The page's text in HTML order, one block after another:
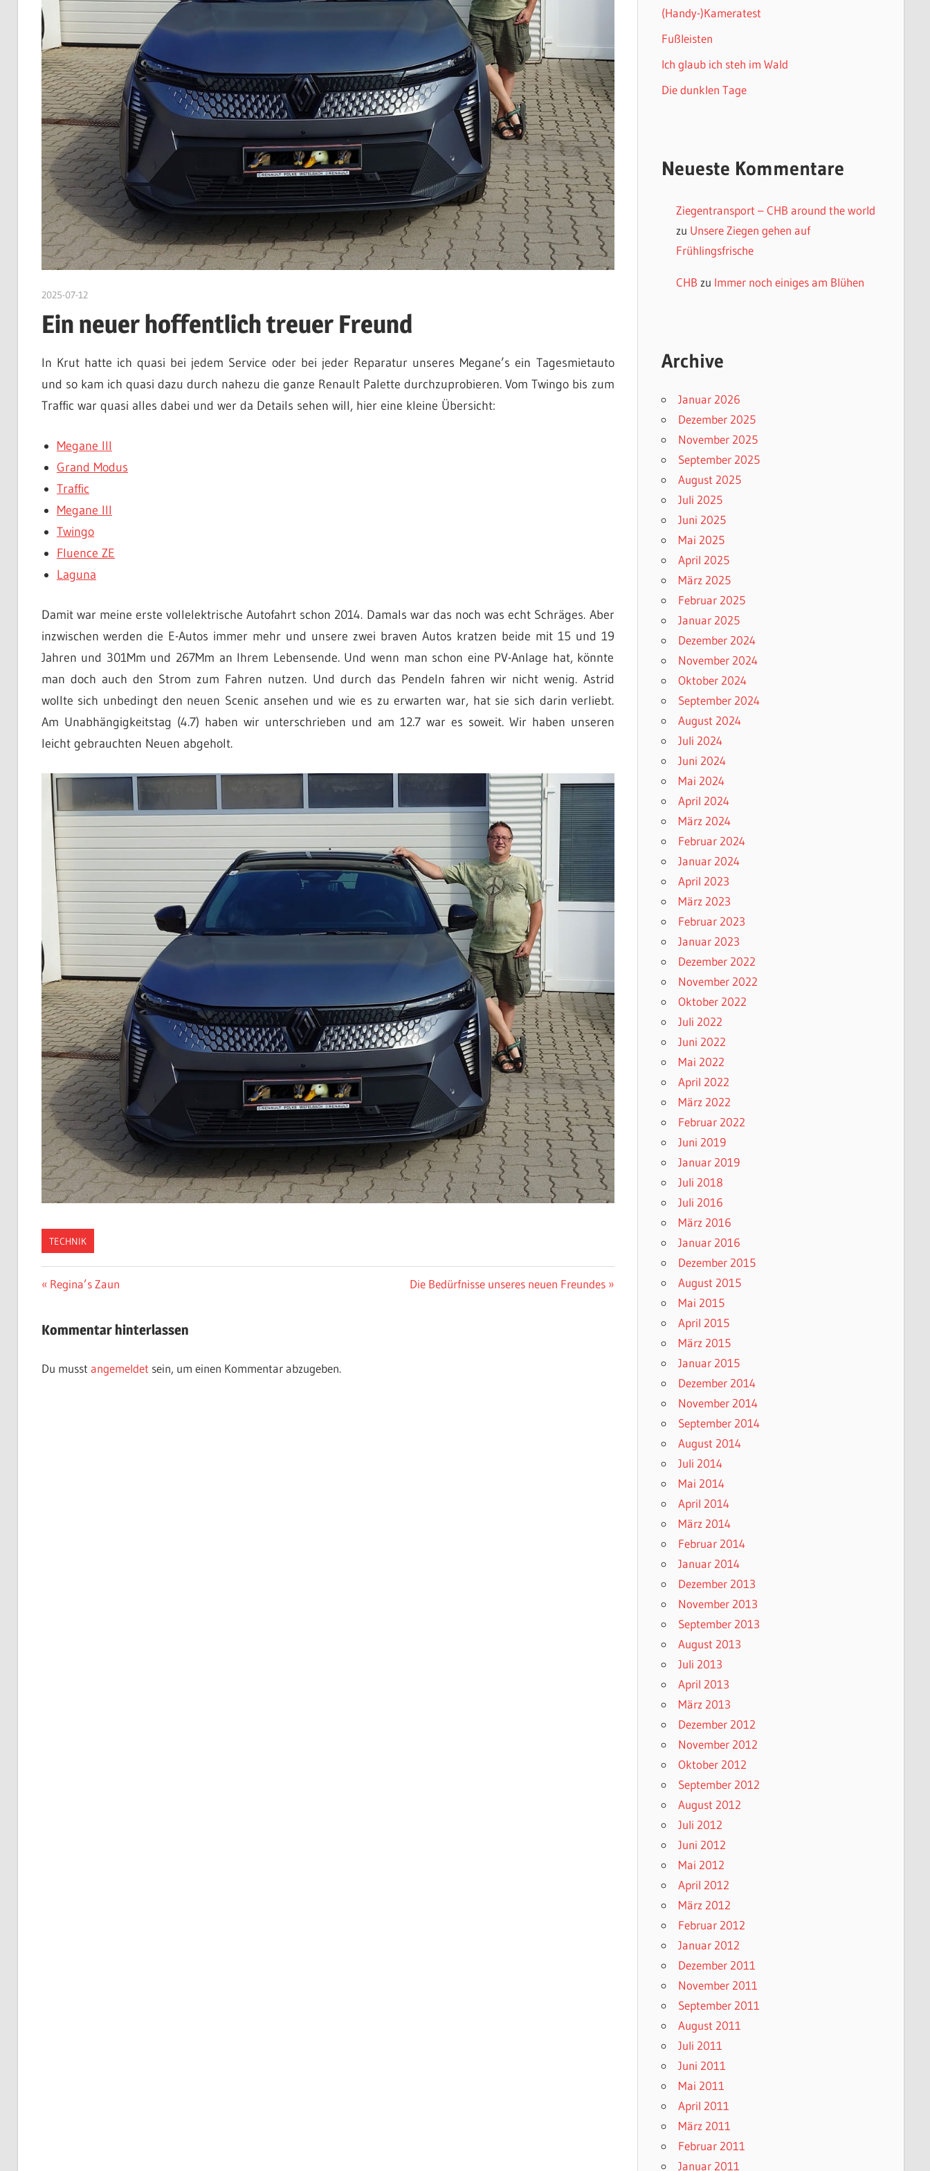
2025-07-12admin
Ein neuer hoffentlich treuer Freund
In Krut hatte ich quasi bei jedem Service oder bei jeder Reparatur unseres Megane’s ein Tagesmietauto
und so kam ich quasi dazu durch nahezu die ganze Renault Palette durchzuprobieren. Vom Twingo bis zum
Traffic war quasi alles dabei und wer da Details sehen will, hier eine kleine Übersicht:
Megane III
Grand Modus
Traffic
Megane III
Twingo
Fluence ZE
Laguna
Damit war meine erste vollelektrische Autofahrt schon 2014. Damals war das noch was echt Schräges. Aber
inzwischen werden die E-Autos immer mehr und unsere zwei braven Autos kratzen beide mit 15 und 19
Jahren und 301Mm und 267Mm an Ihrem Lebensende. Und wenn man schon eine PV-Anlage hat, könnte
man doch auch den Strom zum Fahren nutzen. Und durch das Pendeln fahren wir nicht wenig. Astrid
wollte sich unbedingt den neuen Scenic ansehen und wie es zu erwarten war, hat sie sich darin verliebt.
Am Unabhängigkeitstag (4.7) haben wir unterschrieben und am 12.7 war es soweit. Wir haben unseren
leicht gebrauchten Neuen abgeholt.
TECHNIK
Beitragsnavigation
Vorheriger
Regina’s Zaun
Nächster
Die Bedürfnisse unseres neuen Freundes
Kommentar hinterlassen
Du musst angemeldet sein, um einen Kommentar abzugeben.
(Handy-)Kameratest
Fußleisten
Ich glaub ich steh im Wald
Die dunklen Tage
Neueste Kommentare
Ziegentransport – CHB around the world
zu Unsere Ziegen gehen auf
Frühlingsfrische
CHB zu Immer noch einiges am Blühen
Archive
Januar 2026
Dezember 2025
November 2025
September 2025
August 2025
Juli 2025
Juni 2025
Mai 2025
April 2025
März 2025
Februar 2025
Januar 2025
Dezember 2024
November 2024
Oktober 2024
September 2024
August 2024
Juli 2024
Juni 2024
Mai 2024
April 2024
März 2024
Februar 2024
Januar 2024
April 2023
März 2023
Februar 2023
Januar 2023
Dezember 2022
November 2022
Oktober 2022
Juli 2022
Juni 2022
Mai 2022
April 2022
März 2022
Februar 2022
Juni 2019
Januar 2019
Juli 2018
Juli 2016
März 2016
Januar 2016
Dezember 2015
August 2015
Mai 2015
April 2015
März 2015
Januar 2015
Dezember 2014
November 2014
September 2014
August 2014
Juli 2014
Mai 2014
April 2014
März 2014
Februar 2014
Januar 2014
Dezember 2013
November 2013
September 2013
August 2013
Juli 2013
April 2013
März 2013
Dezember 2012
November 2012
Oktober 2012
September 2012
August 2012
Juli 2012
Juni 2012
Mai 2012
April 2012
März 2012
Februar 2012
Januar 2012
Dezember 2011
November 2011
September 2011
August 2011
Juli 2011
Juni 2011
Mai 2011
April 2011
März 2011
Februar 2011
Januar 2011